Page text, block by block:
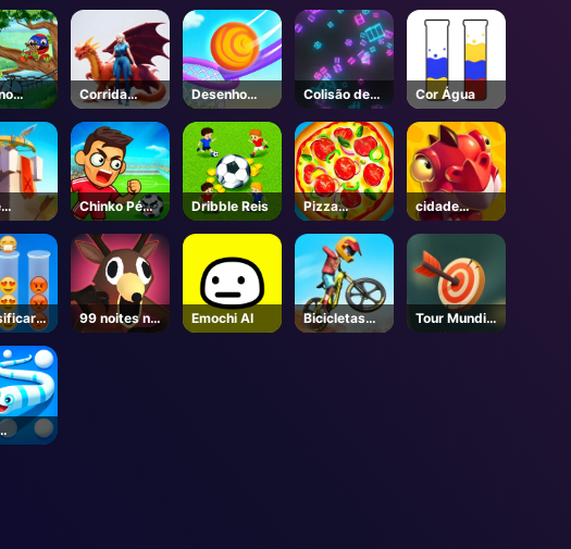
Corrida
Evolução
Animal
Desenho
Dunk
Colisão de
cores
Cor Água
X
Chinko Pé
Flappy
Dribble Reis
Pizza
Clicker
cidade
Sanhe
99 noites na
floresta-
Emochi AI
Bicicletas
Hill 2
Tour Mundial
de Tiro com